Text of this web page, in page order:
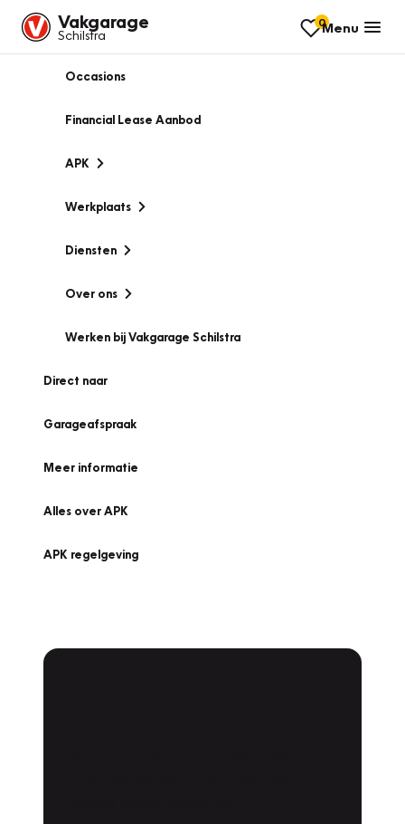
Vakgarage
Schilstra
0Menu
Occasions
Financial Lease Aanbod
APK
Werkplaats
Diensten
Over ons
Werken bij Vakgarage Schilstra
Direct naar
Garageafspraak
Meer informatie
Alles over APK
APK regelgeving